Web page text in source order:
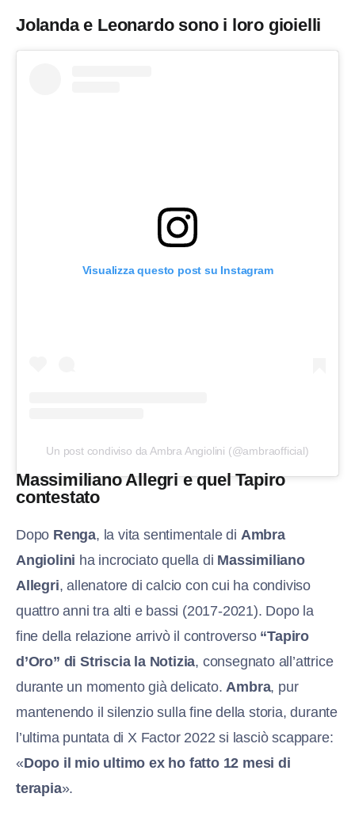
Jolanda e Leonardo sono i loro gioielli
Visualizza questo post su Instagram
Un post condiviso da Ambra Angiolini (@ambraofficial)
Massimiliano Allegri e quel Tapiro
contestato
Dopo Renga, la vita sentimentale di Ambra
Angiolini ha incrociato quella di Massimiliano
Allegri, allenatore di calcio con cui ha condiviso
quattro anni tra alti e bassi (2017-2021). Dopo la
fine della relazione arrivò il controverso “Tapiro
d’Oro” di Striscia la Notizia, consegnato all’attrice
durante un momento già delicato. Ambra, pur
mantenendo il silenzio sulla fine della storia, durante
l’ultima puntata di X Factor 2022 si lasciò scappare:
«Dopo il mio ultimo ex ho fatto 12 mesi di
terapia».